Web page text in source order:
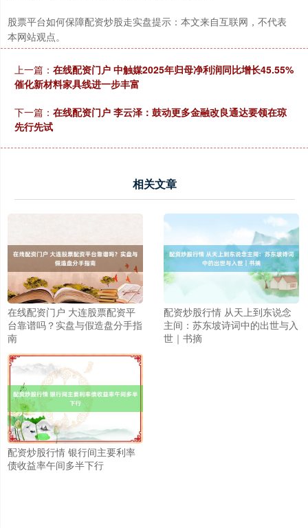
股票平台如何保障配资炒股走实盘提示：本文来自互联网，不代表
本网站观点。
上一篇： 在线配资门户 中触媒2025年归母净利润同比增长45.55%
催化新材料家具线进一步丰富
下一篇： 在线配资门户 李云泽：鼓动更多金融改良通达要领在琼
先行先试
相关文章
在线配资门户 大连股票配资平
台靠谱吗？实盘与假造盘分手指
南
配资炒股行情 从天上到东说念
主间：苏东坡诗词中的出世与入
世｜书摘
配资炒股行情 银行间主要利率
债收益率午间多半下行